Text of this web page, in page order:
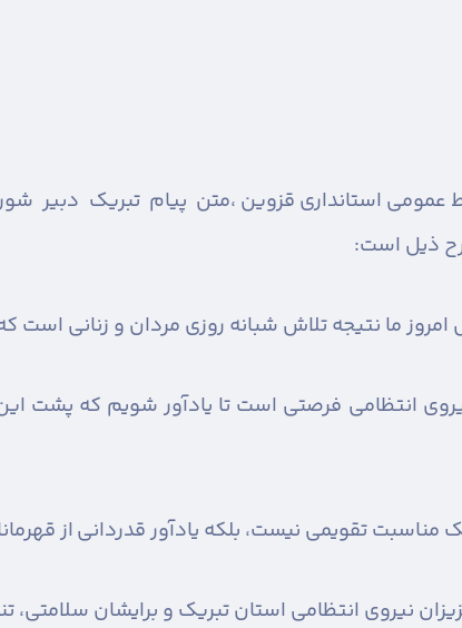
عمومی استانداری قزوین ،متن پیام تبریک دبیر
ذیل است:
امروز ما نتیجه تلاش شبانه روزی مردان و زنانی
انتظامی فرصتی است تا یادآور شویم که پشت
مناسبت تقویمی نیست، بلکه یادآور قدردانی از
نیروی انتظامی استان تبریک و برایشان